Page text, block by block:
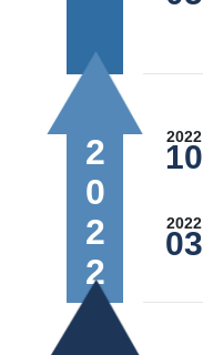
2022 2022
10
2022
03